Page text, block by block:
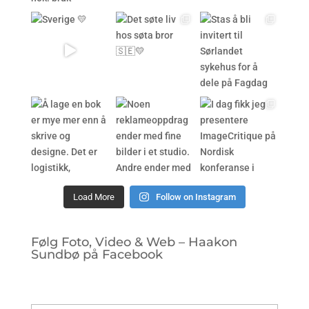
Load More Follow on Instagram
Følg Foto, Video & Web – Haakon
Sundbø på Facebook